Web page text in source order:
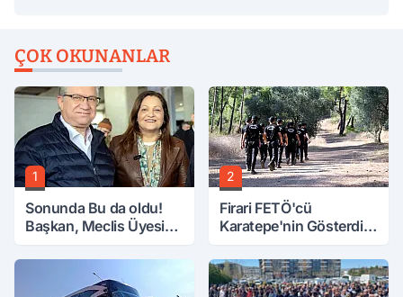
ÇOK OKUNANLAR
1
Sonunda Bu da oldu!
Başkan, Meclis Üyesini
Attırdı
2
Firari FETÖ'cü
Karatepe'nin Gösterdiği
Aranıyor